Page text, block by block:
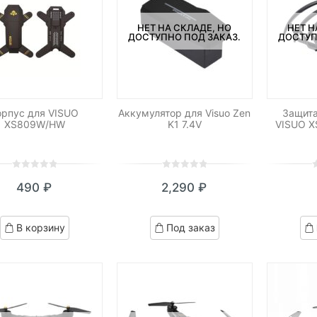
для VISUO
XS809W/HW
out
based
on
490 ₽
В корзину
НЕТ НА СКЛАДЕ, НО
ДОСТУПНО ПОД ЗАКАЗ.
Аккумулятор для Visuo Zen
K1 7.4V
out
based
on
2,290 ₽
Под заказ
НЕТ
VISUO